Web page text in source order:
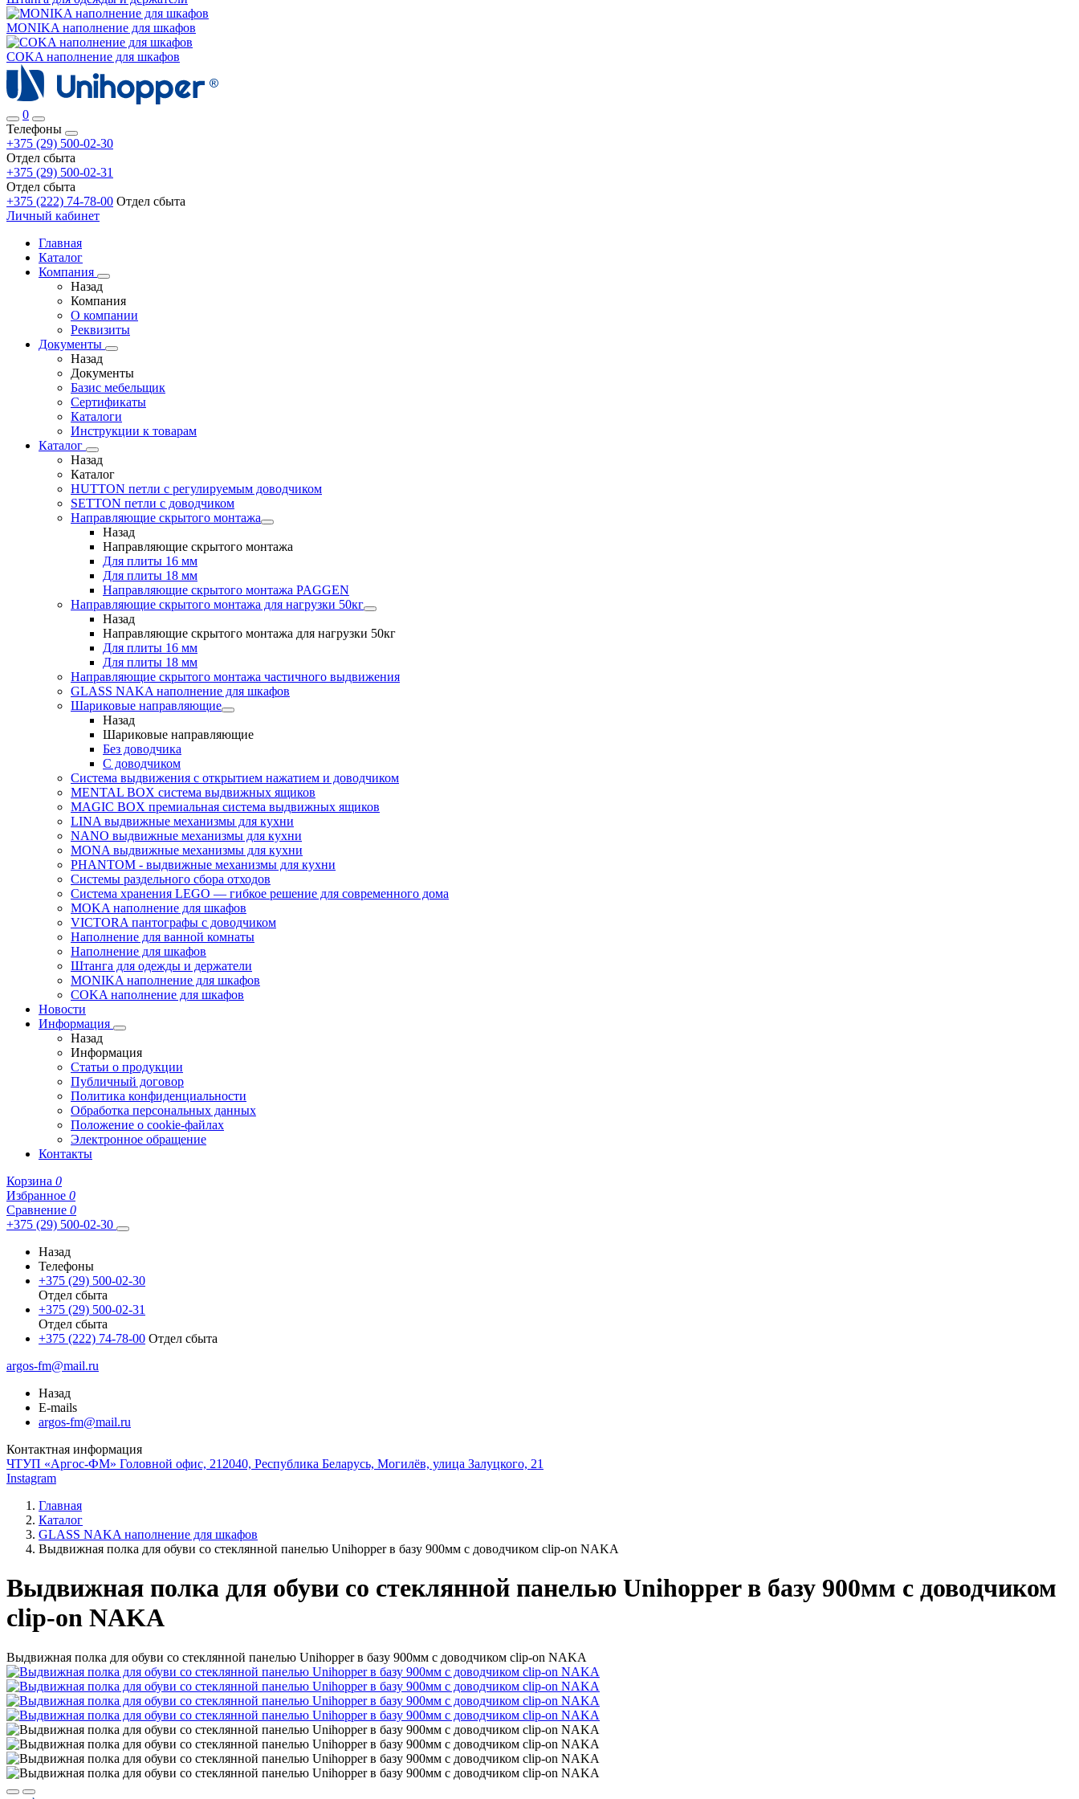
MONIKA наполнение для шкафов
COKA наполнение для шкафов
0
Телефоны
+375 (29) 500-02-30
Отдел сбыта
+375 (29) 500-02-31
Отдел сбыта
+375 (222) 74-78-00 Отдел сбыта
Личный кабинет
Главная
Каталог
Компания
Назад
Компания
О компании
Реквизиты
Документы
Назад
Документы
Базис мебельщик
Сертификаты
Каталоги
Инструкции к товарам
Каталог
Назад
Каталог
HUTTON петли с регулируемым доводчиком
SETTON петли с доводчиком
Направляющие скрытого монтажа
Назад
Направляющие скрытого монтажа
Для плиты 16 мм
Для плиты 18 мм
Направляющие скрытого монтажа PAGGEN
Направляющие скрытого монтажа для нагрузки 50кг
Назад
Направляющие скрытого монтажа для нагрузки 50кг
Для плиты 16 мм
Для плиты 18 мм
Направляющие скрытого монтажа частичного выдвижения
GLASS NAKA наполнение для шкафов
Шариковые направляющие
Назад
Шариковые направляющие
Без доводчика
С доводчиком
Система выдвижения с открытием нажатием и доводчиком
MENTAL BOX система выдвижных ящиков
MAGIC BOX премиальная система выдвижных ящиков
LINA выдвижные механизмы для кухни
NANO выдвижные механизмы для кухни
MONA выдвижные механизмы для кухни
PHANTOM - выдвижные механизмы для кухни
Системы раздельного сбора отходов
Система хранения LEGO — гибкое решение для современного дома
MOKA наполнение для шкафов
VICTORA пантографы с доводчиком
Наполнение для ванной комнаты
Наполнение для шкафов
Штанга для одежды и держатели
MONIKA наполнение для шкафов
COKA наполнение для шкафов
Новости
Информация
Назад
Информация
Статьи о продукции
Публичный договор
Политика конфиденциальности
Обработка персональных данных
Положение о cookie-файлах
Электронное обращение
Контакты
Корзина 0
Избранное 0
Сравнение 0
+375 (29) 500-02-30
Назад
Телефоны
+375 (29) 500-02-30
Отдел сбыта
+375 (29) 500-02-31
Отдел сбыта
+375 (222) 74-78-00 Отдел сбыта
argos-fm@mail.ru
Назад
E-mails
argos-fm@mail.ru
Контактная информация
ЧТУП «Аргос-ФМ» Головной офис, 212040, Республика Беларусь, Могилёв, улица Залуцкого, 21
Instagram
Главная
Каталог
GLASS NAKA наполнение для шкафов
Выдвижная полка для обуви со стеклянной панелью Unihopper в базу 900мм с доводчиком clip-on NAKA
Выдвижная полка для обуви со стеклянной панелью Unihopper в базу 900мм с доводчиком
clip-on NAKA
Выдвижная полка для обуви со стеклянной панелью Unihopper в базу 900мм с доводчиком clip-on NAKA